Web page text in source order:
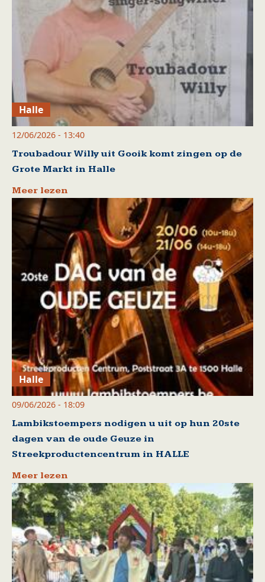
Halle
12/06/2026 - 13:40
Troubadour Willy uit Gooik komt zingen op de
Grote Markt in Halle
Meer lezen
Halle
09/06/2026 - 18:09
Lambikstoempers nodigen u uit op hun 20ste
dagen van de oude Geuze in
Streekproductencentrum in HALLE
Meer lezen